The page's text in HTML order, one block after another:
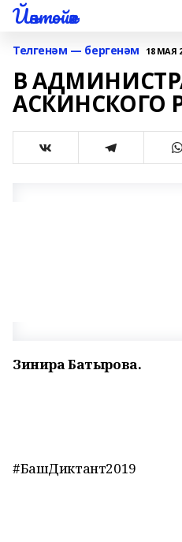
Йәнтөйәк
Телгенәм — бергенәм 18 МАЯ
В
АСКИНСКОГО
Зинира Батырова.
#БашДиктант2019